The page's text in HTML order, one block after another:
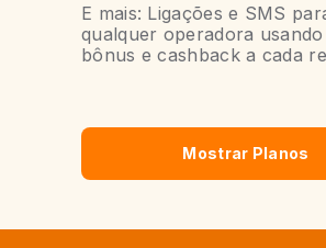
E mais: Ligações e SMS
qualquer operadora usando
bônus e cashback a cada
Mostrar Planos